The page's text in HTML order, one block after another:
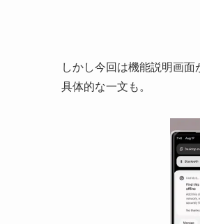
しかし今回は機能説明画
具体的な一文も。